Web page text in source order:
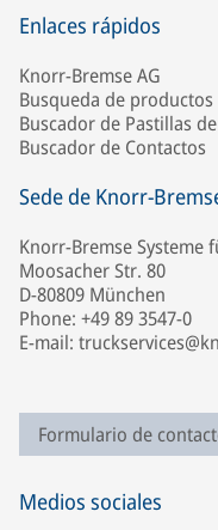
Enlaces rápidos
Knorr-Bremse AG
Busqueda de productos
Buscador de Pastillas
Buscador de Contactos
Sede de Knorr-
Knorr-Bremse Systeme
Moosacher Str. 80
D-80809 München
Phone: +49 89 3547-0
E-mail:
Formulario de
Medios sociales